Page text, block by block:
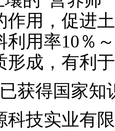
作用，促进
利用率10％
形成，有利
获得国家知
技实业有